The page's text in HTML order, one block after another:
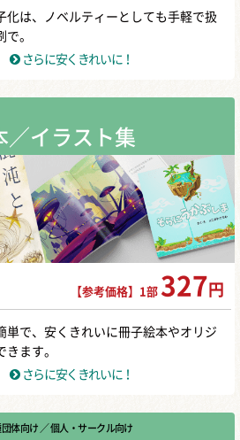
化は、ノベルティーとしても手軽で扱
。
さらに安くきれいに！
／イラスト集
【参考価格】1部 327 円
単で、安くきれいに冊子絵本やオリジ
ます。
さらに安くきれいに！
団体向け ／ 個人・サークル向け